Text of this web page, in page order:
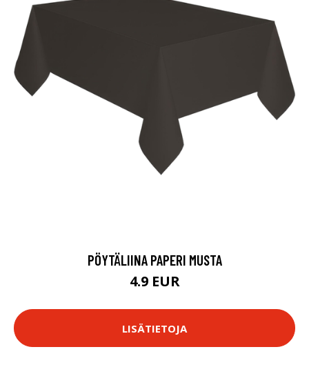
PÖYTÄLIINA PAPERI MUSTA
4.9 EUR
LISÄTIETOJA